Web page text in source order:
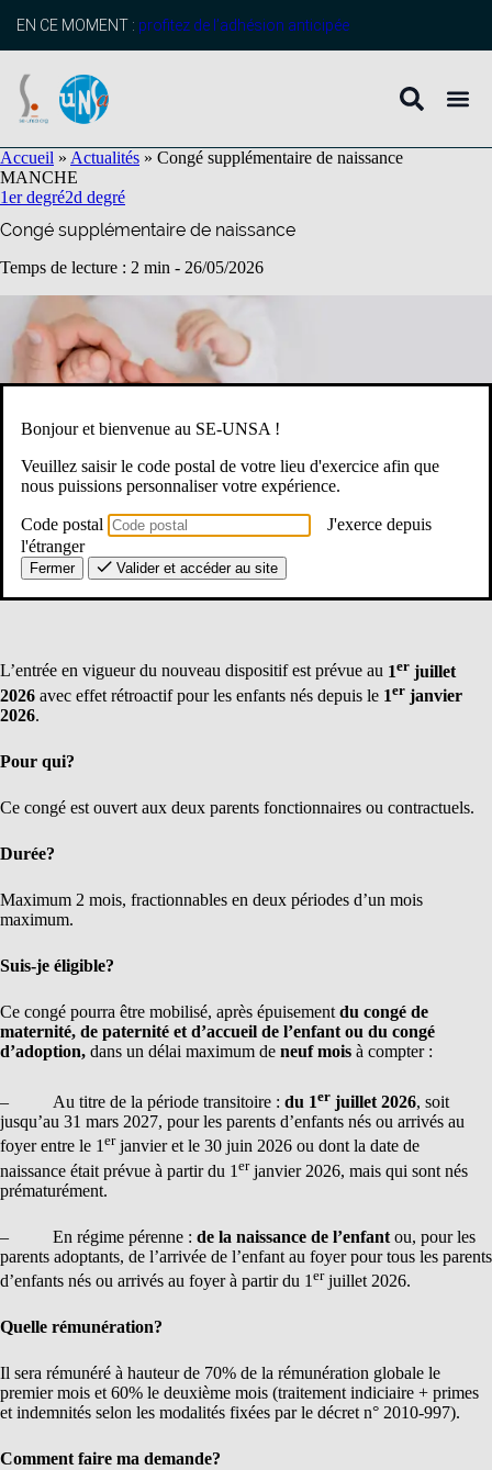
principal
EN CE MOMENT : profitez de l’adhésion anticipée
Accueil » Actualités » Congé supplémentaire de naissance
MANCHE
1er degré2d degré
Congé supplémentaire de naissance
Temps de lecture : 2 min - 26/05/2026
L’entrée en vigueur du nouveau dispositif est prévue au 1er juillet
2026 avec effet rétroactif pour les enfants nés depuis le 1er janvier
2026.
Pour qui?
Ce congé est ouvert aux deux parents fonctionnaires ou contractuels.
Durée?
Maximum 2 mois, fractionnables en deux périodes d’un mois
maximum.
Suis-je éligible?
Ce congé pourra être mobilisé, après épuisement du congé de
maternité, de paternité et d’accueil de l’enfant ou du congé
d’adoption, dans un délai maximum de neuf mois à compter :
– Au titre de la période transitoire : du 1er juillet 2026, soit
jusqu’au 31 mars 2027, pour les parents d’enfants nés ou arrivés au
foyer entre le 1erjanvier et le 30 juin 2026 ou dont la date de
naissance était prévue à partir du 1 erjanvier 2026, mais qui sont nés
prématurément.
– En régime pérenne : de la naissance de l’enfant ou, pour les
parents adoptants, de l’arrivée de l’enfant au foyer pour tous les parents
d’enfants nés ou arrivés au foyer à partir du 1 erjuillet 2026.
Quelle rémunération?
Il sera rémunéré à hauteur de 70% de la rémunération globale le
premier mois et 60% le deuxième mois (traitement indiciaire + primes
et indemnités selon les modalités fixées par le décret n° 2010-997).
Comment faire ma demande?
Bonjour et bienvenue au SE-UNSA !
Veuillez saisir le code postal de votre lieu d'exercice afin que
nous puissions personnaliser votre expérience.
Code postal
J'exerce depuis
l'étranger
Fermer Valider et accéder au site